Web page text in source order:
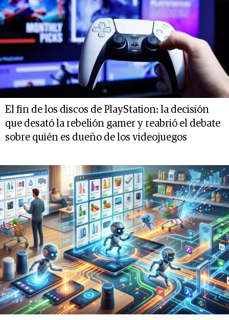
El fin de los discos de PlayStation: la decisión
que desató la rebelión gamer y reabrió el debate
sobre quién es dueño de los videojuegos